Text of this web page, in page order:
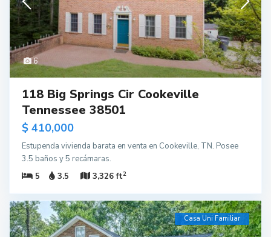
6
118 Big Springs Cir Cookeville
Tennessee 38501
$ 410,000
Estupenda vivienda barata en venta en Cookeville, TN. Posee
3.5 baños y 5 recámaras.
5
3.5 3,326 ft2
Casa Uni Familiar